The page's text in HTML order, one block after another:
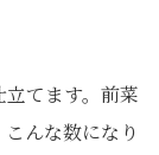
立てます。前菜
んな数になり